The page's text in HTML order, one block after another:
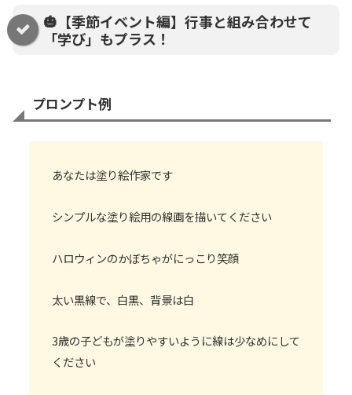
🎃【季節イベント編】行事と組み合わせて
「学び」もプラス！
プロンプト例
あなたは塗り絵作家です
シンプルな塗り絵用の線画を描いてください
ハロウィンのかぼちゃがにっこり笑顔
太い黒線で、白黒、背景は白
3歳の子どもが塗りやすいように線は少なめにして
ください